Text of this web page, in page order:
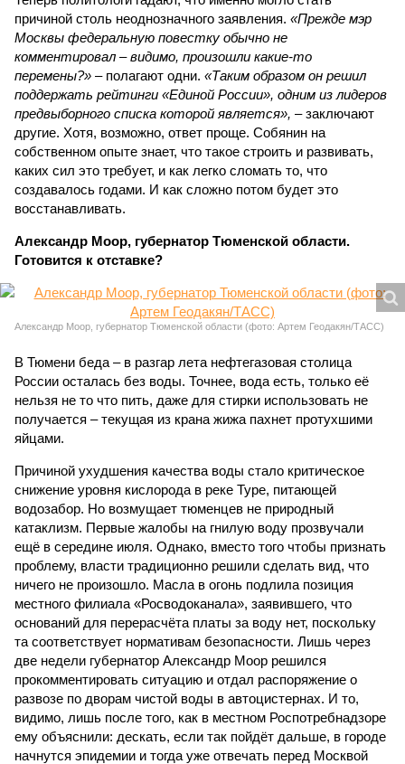
причиной столь неоднозначного заявления. «Прежде мэр
Москвы федеральную повестку обычно не
комментировал – видимо, произошли какие-то
перемены?» – полагают одни. «Таким образом он решил
поддержать рейтинги «Единой России», одним из лидеров
предвыборного списка которой является», – заключают
другие. Хотя, возможно, ответ проще. Собянин на
собственном опыте знает, что такое строить и развивать,
каких сил это требует, и как легко сломать то, что
создавалось годами. И как сложно потом будет это
восстанавливать.
Александр Моор, губернатор Тюменской области.
Готовится к отставке?
Александр Моор, губернатор Тюменской области (фото: Артем Геодакян/ТАСС)
В Тюмени беда – в разгар лета нефтегазовая столица
России осталась без воды. Точнее, вода есть, только её
нельзя не то что пить, даже для стирки использовать не
получается – текущая из крана жижа пахнет протухшими
яйцами.
Причиной ухудшения качества воды стало критическое
снижение уровня кислорода в реке Туре, питающей
водозабор. Но возмущает тюменцев не природный
катаклизм. Первые жалобы на гнилую воду прозвучали
ещё в середине июля. Однако, вместо того чтобы признать
проблему, власти традиционно решили сделать вид, что
ничего не произошло. Масла в огонь подлила позиция
местного филиала «Росводоканала», заявившего, что
оснований для перерасчёта платы за воду нет, поскольку
та соответствует нормативам безопасности. Лишь через
две недели губернатор Александр Моор решился
прокомментировать ситуацию и отдал распоряжение о
развозе по дворам чистой воды в автоцистернах. И то,
видимо, лишь после того, как в местном Роспотребнадзоре
ему объяснили: дескать, если так пойдёт дальше, в городе
начнутся эпидемии и тогда уже отвечать перед Москвой